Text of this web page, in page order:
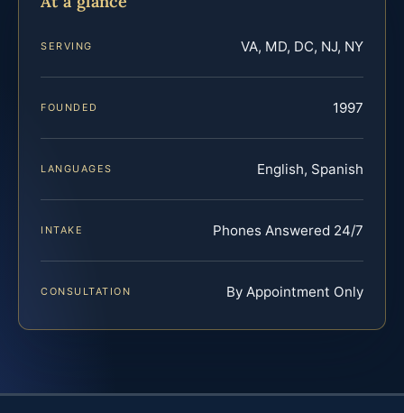
SERVING VA, MD, DC, NJ, NY
FOUNDED 1997
LANGUAGES English, Spanish
INTAKE Phones Answered 24/7
CONSULTATION By Appointment Only